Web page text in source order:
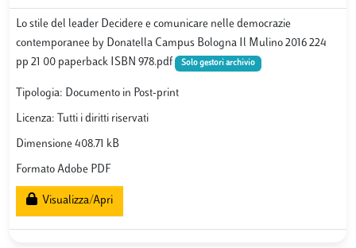
Lo stile del leader Decidere e comunicare nelle democrazie
contemporanee by Donatella Campus Bologna Il Mulino 2016 224
pp 21 00 paperback ISBN 978.pdf
Solo gestori archivio
Tipologia: Documento in Post-print
Licenza: Tutti i diritti riservati
Dimensione 408.71 kB
Formato Adobe PDF
Visualizza/Apri